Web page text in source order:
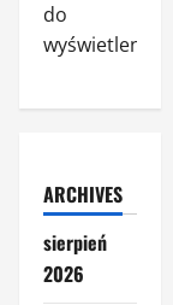
do
wyświetlenia.
ARCHIVES
sierpień
2026